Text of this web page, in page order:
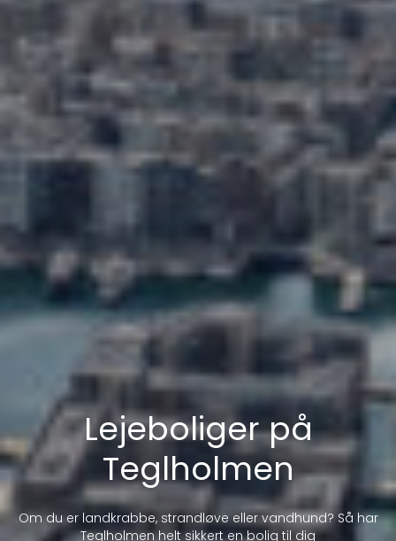
Lejeboliger på
Teglholmen
Om du er landkrabbe, strandløve eller vandhund? Så har
Teglholmen helt sikkert en bolig til dig